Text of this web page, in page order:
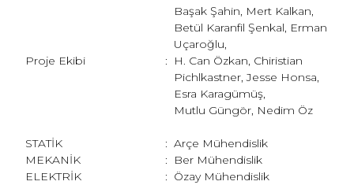
Proje Ekibi :
Başak Şahin, Mert Kalkan,
Betül Karanfil Şenkal, Erman
Uçaroğlu,
H. Can Özkan, Chiristian
Pichlkastner, Jesse Honsa,
Esra Karagümüş,
Mutlu Güngör, Nedim Öz
STATİK : Arçe Mühendislik
MEKANİK
:
Ber Mühendislik
ELEKTRİK
: Özay Mühendislik